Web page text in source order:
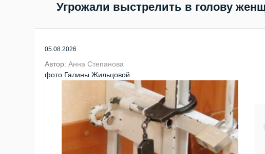
Угрожали выстрелить в голову
05.08.2026
Автор:Анна Степанова
фото Галины Жильцовой